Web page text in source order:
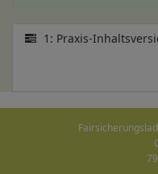
1: Praxis-